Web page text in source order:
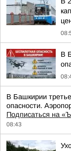
В
В Башкирии
опасности.
Подписаться на
08:43